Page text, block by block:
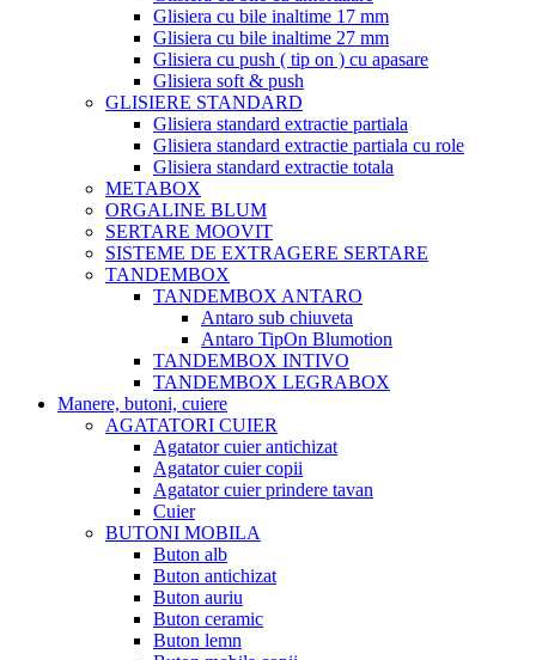
Glisiera cu bile inaltime 17 mm
Glisiera cu bile inaltime 27 mm
Glisiera cu push ( tip on ) cu apasare
Glisiera soft & push
GLISIERE STANDARD
Glisiera standard extractie partiala
Glisiera standard extractie partiala cu role
Glisiera standard extractie totala
METABOX
ORGALINE BLUM
SERTARE MOOVIT
SISTEME DE EXTRAGERE SERTARE
TANDEMBOX
TANDEMBOX ANTARO
Antaro sub chiuveta
Antaro TipOn Blumotion
TANDEMBOX INTIVO
TANDEMBOX LEGRABOX
Manere, butoni, cuiere
AGATATORI CUIER
Agatator cuier antichizat
Agatator cuier copii
Agatator cuier prindere tavan
Cuier
BUTONI MOBILA
Buton alb
Buton antichizat
Buton auriu
Buton ceramic
Buton lemn